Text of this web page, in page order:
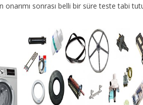
onarımı sonrası belli bir süre teste